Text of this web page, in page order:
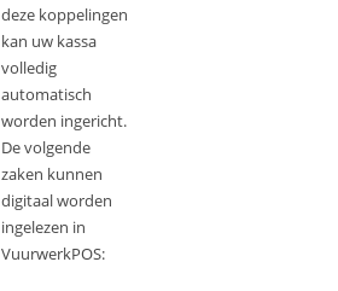
deze koppelingen
kan uw kassa
volledig
automatisch
worden ingericht.
De volgende
zaken kunnen
digitaal worden
ingelezen in
VuurwerkPOS: